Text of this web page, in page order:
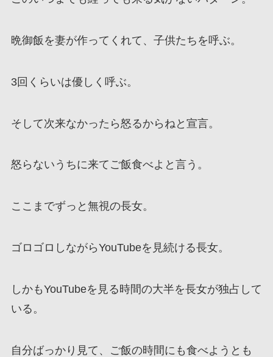
晩御飯を妻が作ってくれて、子供たちを呼ぶ。
3回くらいは優しく呼ぶ。
そして次来なかったら怒るからねと宣言。
怒らないうちに来てご飯食べよと言う。
ここまでずっと無視の長女。
ゴロゴロしながらYouTubeを見続ける長女。
しかもYouTubeを見る時間の大半を長女が独占して
いる。
自分ばっかり見て、ご飯の時間にも食べようとも